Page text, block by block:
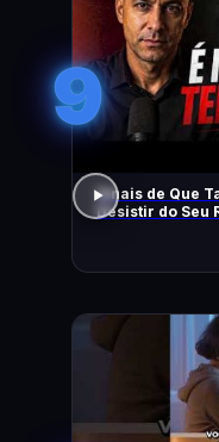
9
Sinais de Que
Desistir do Seu